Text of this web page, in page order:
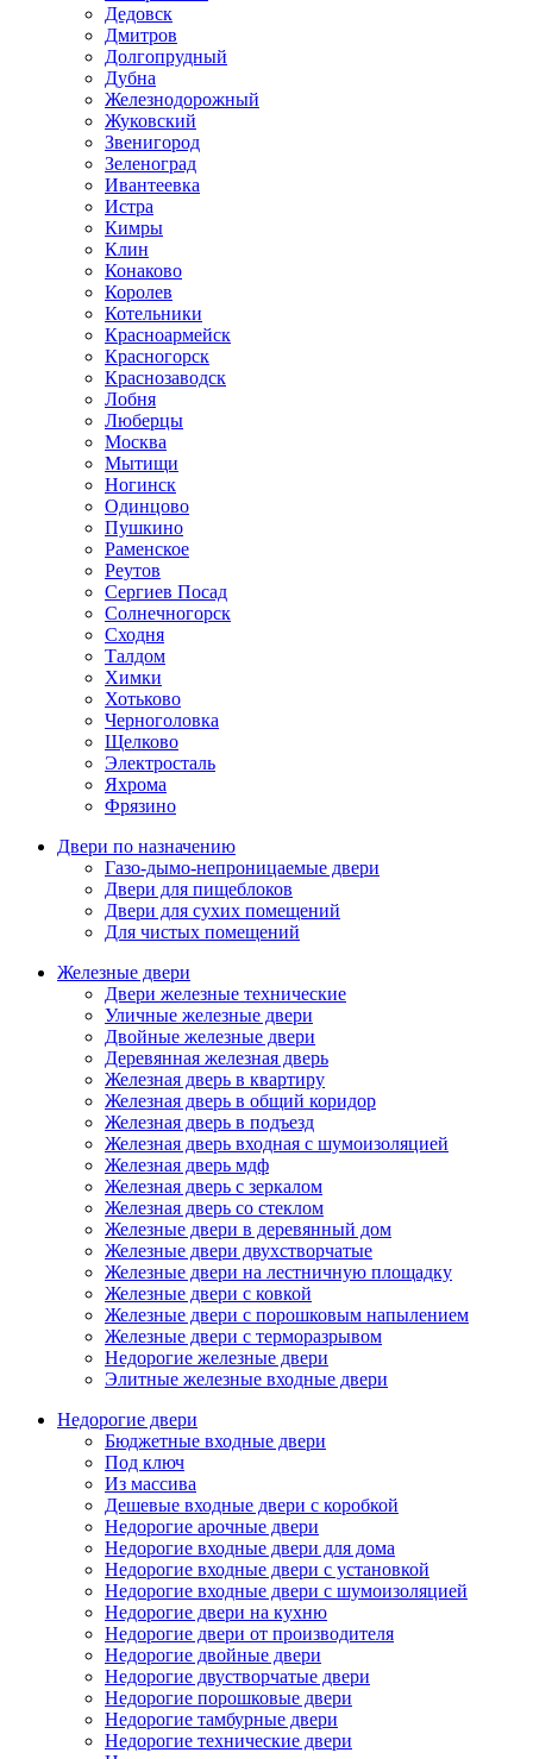
Дедовск
Дмитров
Долгопрудный
Дубна
Железнодорожный
Жуковский
Звенигород
Зеленоград
Ивантеевка
Истра
Кимры
Клин
Конаково
Королев
Котельники
Красноармейск
Красногорск
Краснозаводск
Лобня
Люберцы
Москва
Мытищи
Ногинск
Одинцово
Пушкино
Раменское
Реутов
Сергиев Посад
Солнечногорск
Сходня
Талдом
Химки
Хотьково
Черноголовка
Щелково
Электросталь
Яхрома
Фрязино
Двери по назначению
Газо-дымо-непроницаемые двери
Двери для пищеблоков
Двери для сухих помещений
Для чистых помещений
Железные двери
Двери железные технические
Уличные железные двери
Двойные железные двери
Деревянная железная дверь
Железная дверь в квартиру
Железная дверь в общий коридор
Железная дверь в подъезд
Железная дверь входная с шумоизоляцией
Железная дверь мдф
Железная дверь с зеркалом
Железная дверь со стеклом
Железные двери в деревянный дом
Железные двери двухстворчатые
Железные двери на лестничную площадку
Железные двери с ковкой
Железные двери с порошковым напылением
Железные двери с терморазрывом
Недорогие железные двери
Элитные железные входные двери
Недорогие двери
Бюджетные входные двери
Под ключ
Из массива
Дешевые входные двери с коробкой
Недорогие арочные двери
Недорогие входные двери для дома
Недорогие входные двери с установкой
Недорогие входные двери с шумоизоляцией
Недорогие двери на кухню
Недорогие двери от производителя
Недорогие двойные двери
Недорогие двустворчатые двери
Недорогие порошковые двери
Недорогие тамбурные двери
Недорогие технические двери